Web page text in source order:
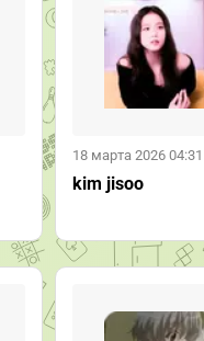
18 марта 2026 04:31
kim jisoo